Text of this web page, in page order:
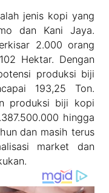
jenis kopi yang
dan Kani Jaya.
2.000 orang
Hektar. Dengan
produksi biji
193,25 Ton.
produksi biji kopi
hingga
dan masih terus
market dan